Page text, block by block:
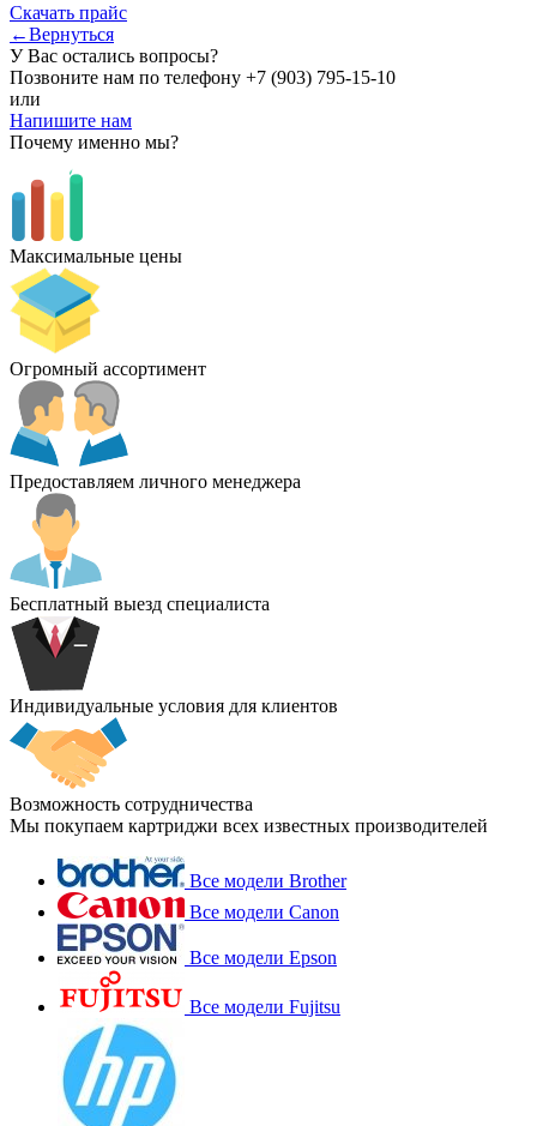
Скачать прайс
←Вернуться
У Вас остались вопросы?
Позвоните нам по телефону +7 (903) 795-15-10
или
Напишите нам
Почему именно мы?
Максимальные цены
Огромный ассортимент
Предоставляем личного менеджера
Бесплатный выезд специалиста
Индивидуальные условия для клиентов
Возможность сотрудничества
Мы покупаем картриджи всех известных производителей
Все модели Brother
Все модели Canon
Все модели Epson
Все модели Fujitsu